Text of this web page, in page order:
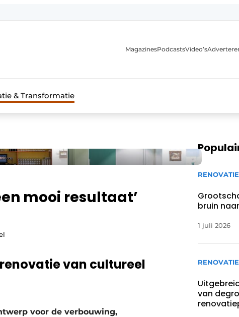
MagazinesPodcastsVideo’s
& Transformatie
mooi resultaat’
van cultureel
voor de verbouwing,
bruin
1 juli 2026
van